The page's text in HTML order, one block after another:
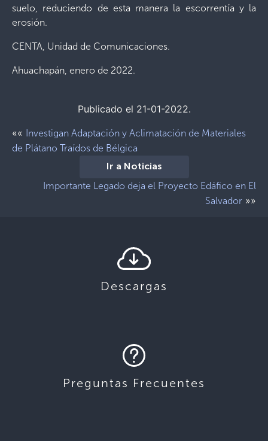
suelo, reduciendo de esta manera la escorrentía y la
erosión.
CENTA, Unidad de Comunicaciones.
Ahuachapán, enero de 2022.
Publicado el 21-01-2022.
«« Investigan Adaptación y Aclimatación de Materiales
de Plátano Traídos de Bélgica
Ir a Noticias
Importante Legado deja el Proyecto Edáfico en El
Salvador »»
Descargas
Preguntas Frecuentes